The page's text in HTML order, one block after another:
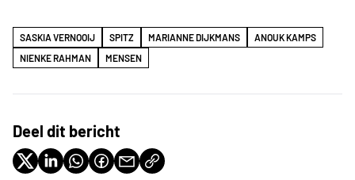
SASKIA VERNOOIJ SPITZ MARIANNE DIJKMANS
ANOUK KAMPS
NIENKE RAHMAN
MENSEN
Deel dit bericht